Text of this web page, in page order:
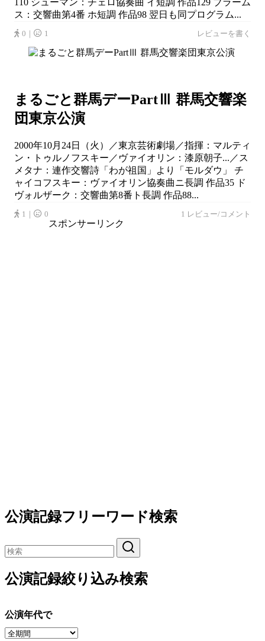
110 シューマン：チェロ協奏曲 イ短調 作品129 ブラーム
ス：交響曲第4番 ホ短調 作品98 翌日も同プログラム...
0｜ 1 レビューを書く
まるごと群馬デーPartⅢ 群馬交響楽
団東京公演
2000年10月24日（火）／東京芸術劇場／指揮：マルティ
ン・トゥルノフスキー／ヴァイオリン：漆原朝子...／ス
メタナ：連作交響詩「わが祖国」より「モルダウ」 チ
ャイコフスキー：ヴァイオリン協奏曲ニ長調 作品35 ド
ヴォルザーク：交響曲第8番ト長調 作品88...
1｜ 0 1 レビュー/コメント
スポンサーリンク
公演記録フリーワード検索
公演記録絞り込み検索
公演年代で